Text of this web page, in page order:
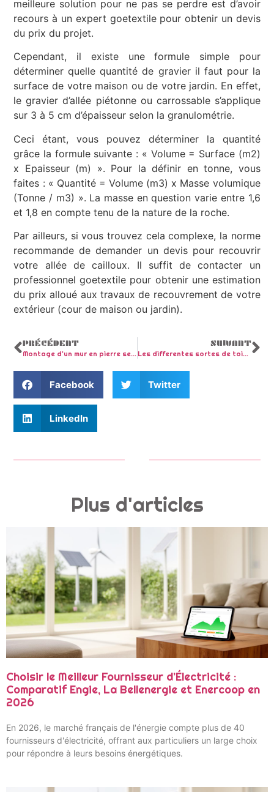
meilleure solution pour ne pas se perdre est d’avoir
recours à un expert goetextile pour obtenir un devis
du prix du projet.
Cependant, il existe une formule simple pour
déterminer quelle quantité de gravier il faut pour la
surface de votre maison ou de votre jardin. En effet,
le gravier d’allée piétonne ou carrossable s’applique
sur 3 à 5 cm d’épaisseur selon la granulométrie.
Ceci étant, vous pouvez déterminer la quantité
grâce la formule suivante : « Volume = Surface (m2)
x Epaisseur (m) ». Pour la définir en tonne, vous
faites : « Quantité = Volume (m3) x Masse volumique
(Tonne / m3) ». La masse en question varie entre 1,6
et 1,8 en compte tenu de la nature de la roche.
Par ailleurs, si vous trouvez cela complexe, la norme
recommande de demander un devis pour recouvrir
votre allée de cailloux. Il suffit de contacter un
professionnel goetextile pour obtenir une estimation
du prix alloué aux travaux de recouvrement de votre
extérieur (cour de maison ou jardin).
PRÉCÉDENT
Montage d’un mur en pierre seche : Avantage et comment proceder ?
SUIVANT
Les differentes sortes de toiture pour une maison ou une extension
Facebook Twitter
LinkedIn
Plus d'articles
Choisir le Meilleur Fournisseur d’Électricité :
Comparatif Engie, La Bellenergie et Enercoop en
2026
En 2026, le marché français de l'énergie compte plus de 40
fournisseurs d'électricité, offrant aux particuliers un large choix
pour répondre à leurs besoins énergétiques.